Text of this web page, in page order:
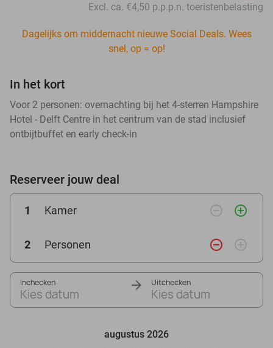
Excl. ca. €4,50 p.p.p.n. toeristenbelasting
Dagelijks om middernacht nieuwe Social Deals. Wees
snel, op = op!
In het kort
Voor 2 personen: overnachting bij het 4-sterren Hampshire
Hotel - Delft Centre in het centrum van de stad inclusief
ontbijtbuffet en early check-in
Reserveer jouw deal
1 Kamer remove_circle_outline add_circle_outline
2 Personen remove_circle_outline add_circle_outline
Inchecken
Kies datum
Uitchecken
Kies datum
augustus 2026